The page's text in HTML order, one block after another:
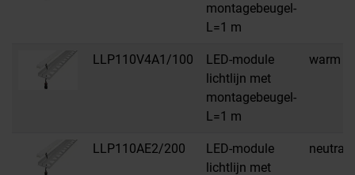
montagebeugel-
L=1 m
LLP110V4A1/100
LED-module
lichtlijn met
montagebeugel-
L=1 m
warm
LLP110AE2/200
LED-module
lichtlijn met